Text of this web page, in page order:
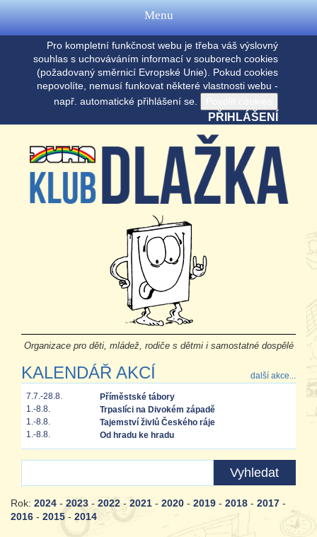
Pro kompletní funkčnost webu je třeba váš výslovný
souhlas s uchováváním informací v souborech cookies
(požadovaný směrnicí Evropské Unie). Pokud cookies
nepovolíte, nemusí funkovat některé vlastnosti webu -
např. automatické přihlášení se.
PŘIHLÁŠENÍ
Organizace pro děti, mládež, rodiče s dětmi i samostatné dospělé
KALENDÁŘ AKCÍ další akce...
7.7.-28.8.
Příměstské tábory
1.-8.8.
Trpaslíci na Divokém západě
1.-8.8.
Tajemství živlů Českého ráje
1.-8.8.
Od hradu ke hradu
Rok: 2024 - 2023 - 2022 - 2021 - 2020 - 2019 - 2018 - 2017 -
2016 - 2015 - 2014